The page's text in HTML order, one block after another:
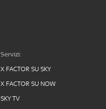
Servizi:
X FACTOR SU SKY
X FACTOR SU NOW
SKY TV